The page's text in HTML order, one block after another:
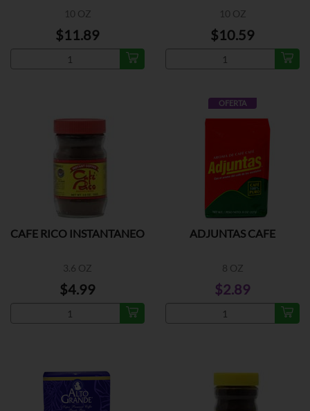
10 OZ
$11.89
10 OZ
$10.59
CAFE RICO INSTANTANEO
3.6 OZ
$4.99
OFERTA
ADJUNTAS CAFE
8 OZ
$2.89